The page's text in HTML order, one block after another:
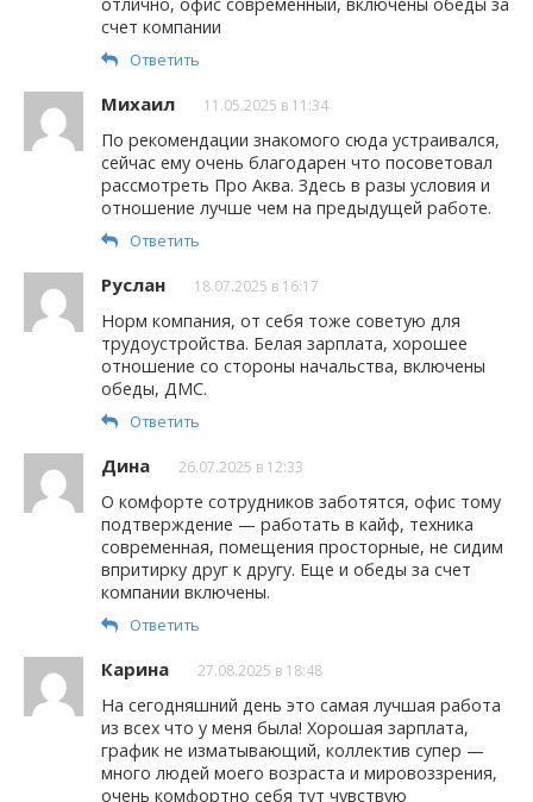
счет компании
Ответить
Михаил 11.05.2025 в 11:34
По рекомендации знакомого сюда устраивался,
сейчас ему очень благодарен что посоветовал
рассмотреть Про Аква. Здесь в разы условия и
отношение лучше чем на предыдущей работе.
Ответить
Руслан 18.07.2025 в 16:17
Норм компания, от себя тоже советую для
трудоустройства. Белая зарплата, хорошее
отношение со стороны начальства, включены
обеды, ДМС.
Ответить
Дина 26.07.2025 в 12:33
О комфорте сотрудников заботятся, офис тому
подтверждение — работать в кайф, техника
современная, помещения просторные, не сидим
впритирку друг к другу. Еще и обеды за счет
компании включены.
Ответить
Карина 27.08.2025 в 18:48
На сегодняшний день это самая лучшая работа
из всех что у меня была! Хорошая зарплата,
график не изматывающий, коллектив супер —
много людей моего возраста и мировоззрения,
очень комфортно себя тут чувствую